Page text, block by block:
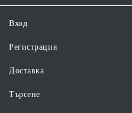
Вход
Регистрация
Доставка
Търсене